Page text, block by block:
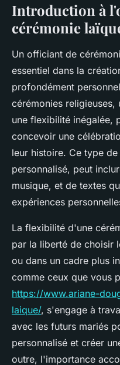
Introduction à
cérémonie
Un officiant de
essentiel dans la
profondément
cérémonies
une flexibilité inégalée,
concevoir une
leur histoire. Ce type
personnalisé, peut
musique, et de textes
expériences
La flexibilité d'une
par la liberté de choisir
ou dans un cadre plus
comme ceux que vous
https://www.ariane-
laique/, s'engage à
avec les futurs mariés
personnalisé et créer
outre, l'importance